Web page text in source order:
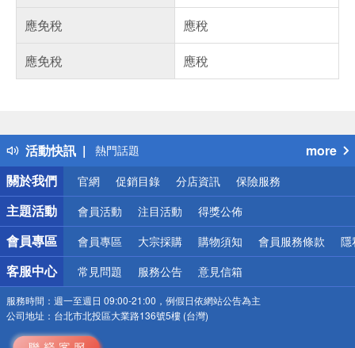
應免稅
應稅
應免稅
應稅
活動快訊
得獎公告
熱門話題
銀行優惠
偏遠地區配送
詐騙網頁！請小心！
more
關於我們
官網 促銷目錄 分店資訊 保險服務
主題活動 會員活動 注目活動 得獎公佈
會員專區 會員專區 大宗採購 購物須知 會員服務條款 隱
客服中心 常見問題 服務公告 意見信箱
服務時間： 週一至週日 09:00-21:00，例假日依網站公告為主
公司地址： 台北市北投區大業路136號5樓 (台灣)